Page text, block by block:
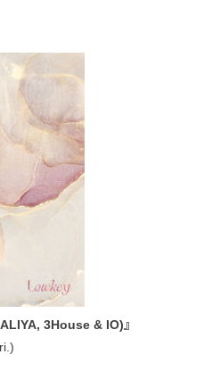
3House & IO)』